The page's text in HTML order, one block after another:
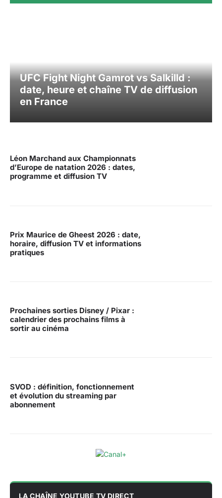
UFC Fight Night Gamrot vs Salkilld :
date, heure et chaîne TV de diffusion
en France
Léon Marchand aux Championnats
d’Europe de natation 2026 : dates,
programme et diffusion TV
Prix Maurice de Gheest 2026 : date,
horaire, diffusion TV et informations
pratiques
Prochaines sorties Disney / Pixar :
calendrier des prochains films à
sortir au cinéma
SVOD : définition, fonctionnement
et évolution du streaming par
abonnement
LA CHAÎNE YOUTUBE TV DIRECT